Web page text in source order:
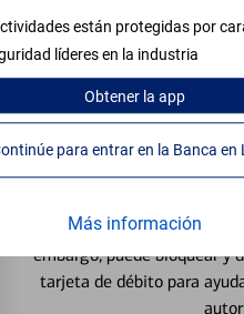
están protegidas por
líderes en la industria
Obtenerla app
Más información
Bloquear y
Extraviar una tarjeta es
embargo, puede bloquear y
tarjeta de débito para